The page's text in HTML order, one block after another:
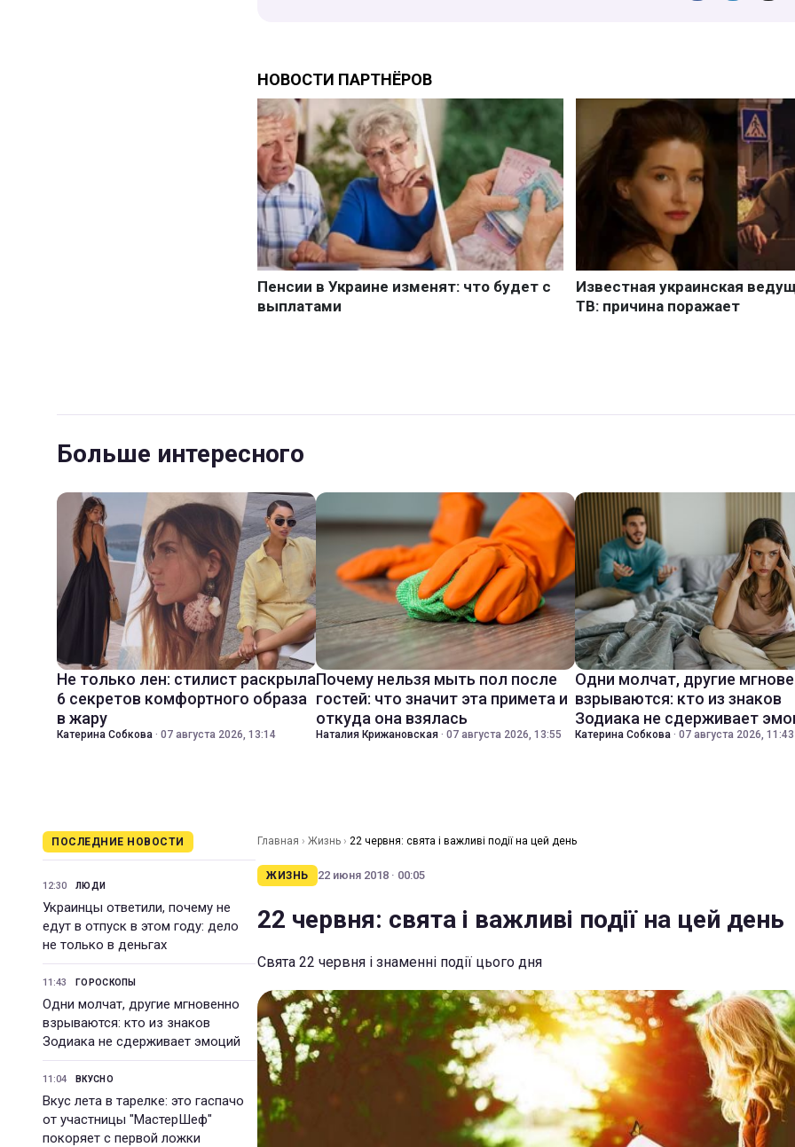
Больше интересного
Не только лен: стилист раскрыла
6 секретов комфортного образа
в жару
Катерина Собкова · 07 августа 2026, 13:14
Почему нельзя мыть пол после
гостей: что значит эта примета и
откуда она взялась
Наталия Крижановская · 07 августа 2026, 13:55
Одни молчат, другие
взрываются: кто из знаков
Зодиака не сдерживает
Катерина Собкова · 07 августа 2026, 11:43
ПОСЛЕДНИЕ НОВОСТИ
12:30 ЛЮДИ
Украинцы ответили, почему не
едут в отпуск в этом году: дело
не только в деньгах
11:43 ГОРОСКОПЫ
Одни молчат, другие мгновенно
взрываются: кто из знаков
Зодиака не сдерживает эмоций
11:04 ВКУСНО
Вкус лета в тарелке: это гаспачо
от участницы "МастерШеф"
покоряет с первой ложки
Главная › Жизнь › 22 червня: свята і важливі події на цей день
ЖИЗНЬ 22 июня 2018 · 00:05
22 червня: свята і важливі події на цей день
Свята 22 червня і знаменні події цього дня